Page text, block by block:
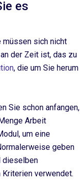
es
müssen sich nicht
der Zeit ist, das zu
, die um Sie herum
Sie schon anfangen,
Arbeit
um eine
geben
dieselben
verwendet.